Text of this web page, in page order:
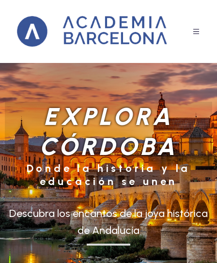
EXPLORA
CÓRDOBA
Donde la historia y la
educación se unen
Descubra los encantos de la joya histórica
de Andalucía